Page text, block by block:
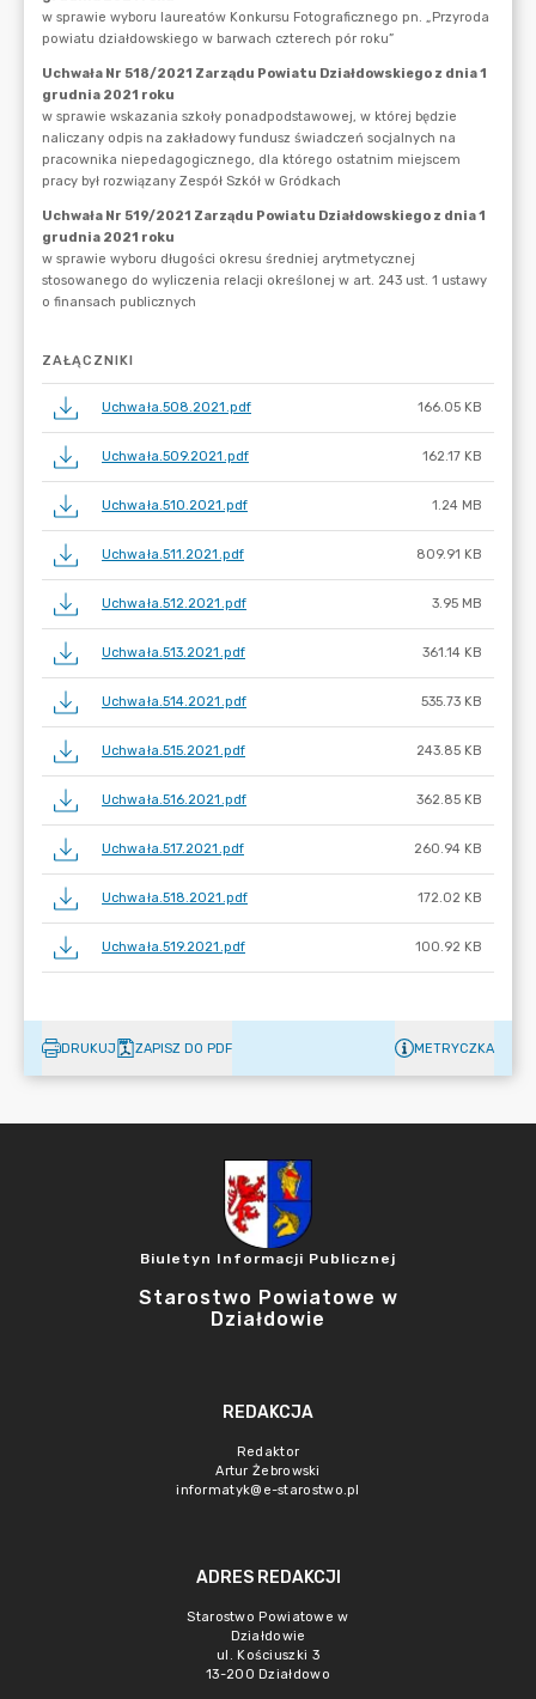
ZAŁĄCZNIKI
Uchwała.508.2021.pdf 166.05 KB
Uchwała.509.2021.pdf 162.17 KB
Uchwała.510.2021.pdf 1.24 MB
Uchwała.511.2021.pdf 809.91 KB
Uchwała.512.2021.pdf 3.95 MB
Uchwała.513.2021.pdf 361.14 KB
Uchwała.514.2021.pdf 535.73 KB
Uchwała.515.2021.pdf 243.85 KB
Uchwała.516.2021.pdf 362.85 KB
Uchwała.517.2021.pdf 260.94 KB
Uchwała.518.2021.pdf 172.02 KB
Uchwała.519.2021.pdf 100.92 KB
DRUKUJ ZAPISZ DO PDF METRYCZKA
Biuletyn Informacji Publicznej
Starostwo Powiatowe w
Działdowie
REDAKCJA
Redaktor
Artur Żebrowski
informatyk@e-starostwo.pl
ADRES REDAKCJI
Starostwo Powiatowe w
Działdowie
ul. Kościuszki 3
13-200 Działdowo